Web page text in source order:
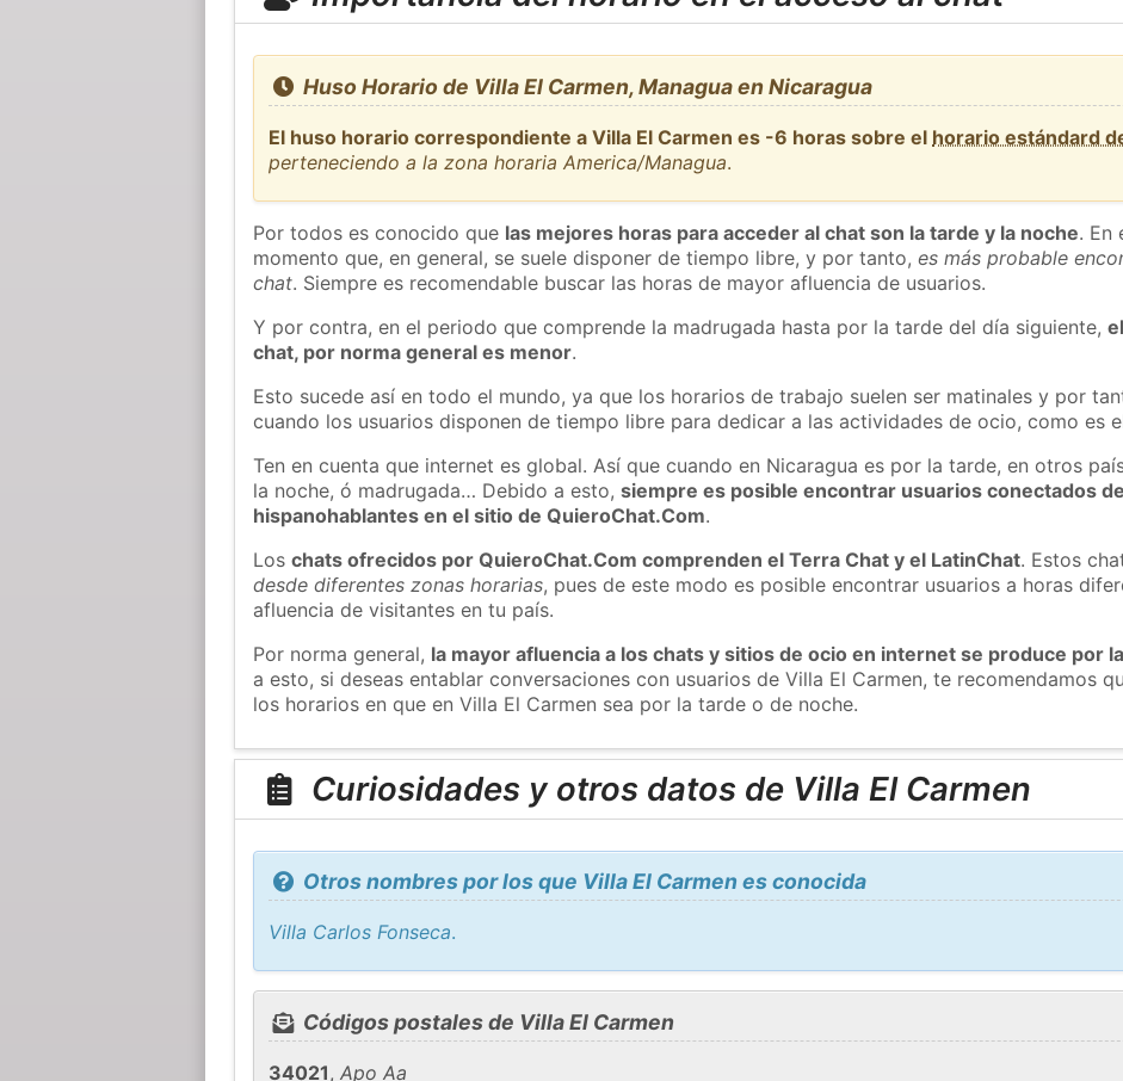
Huso Horario de Villa El Carmen, Managua en Nicaragua
El huso horario correspondiente a Villa El Carmen es -6 horas sobre el horario estándard
perteneciendo a la zona horaria America/Managua.
Por todos es conocido que las mejores horas para acceder al chat son la tarde y la noche. En
momento que, en general, se suele disponer de tiempo libre, y por tanto,es más probable
chat. Siempre es recomendable buscar las horas de mayor afluencia de usuarios.
Y por contra, en el periodo que comprende la madrugada hasta por la tarde del día siguiente,
chat, por norma general es menor.
Esto sucede así en todo el mundo, ya que los horarios de trabajo suelen ser matinales y por
cuando los usuarios disponen de tiempo libre para dedicar a las actividades de ocio, como es
Ten en cuenta que internet es global. Así que cuando en Nicaragua es por la tarde, en otros
la noche, ó madrugada… Debido a esto,siempre es posible encontrar usuarios conectados
hispanohablantes en el sitio de QuieroChat.Com.
Loschats ofrecidos por QuieroChat.Com comprenden el Terra Chat y el LatinChat. Estos
desde diferentes zonas horarias, pues de este modo es posible encontrar usuarios a horas
afluencia de visitantes en tu país.
Por norma general, la mayor afluencia a los chats y sitios de ocio en internet se produce por
a esto, si deseas entablar conversaciones con usuarios de Villa El Carmen, te recomendamos
los horarios en que en Villa El Carmen sea por la tarde o de noche.
Curiosidades y otros datos de Villa El Carmen
Otros nombres por los que Villa El Carmen es conocida
Villa Carlos Fonseca.
Códigos postales de Villa El Carmen
34021,Apo Aa